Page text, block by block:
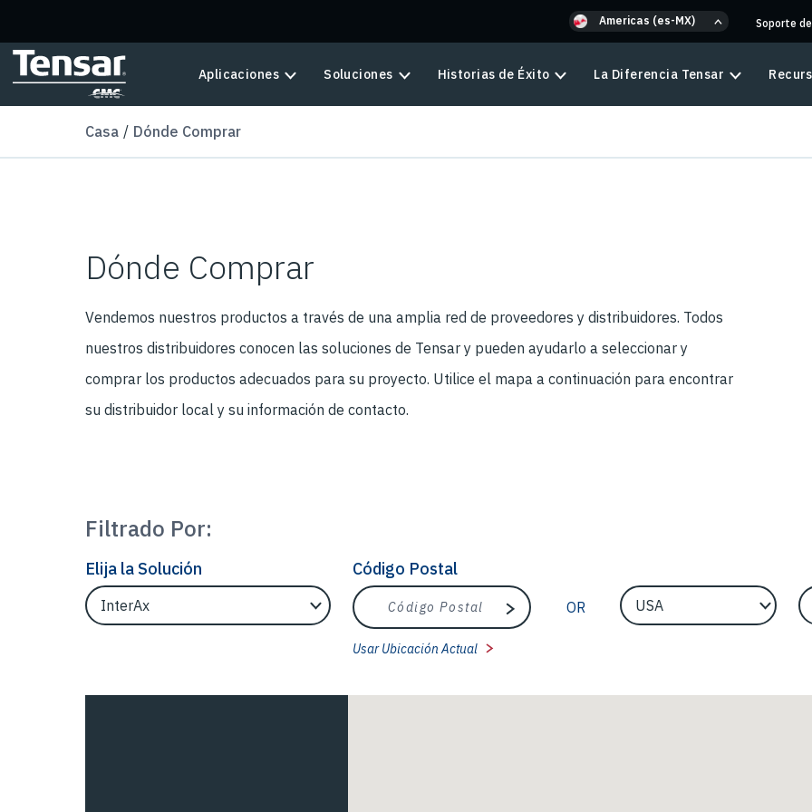
Americas (es-MX) Soporte
Aplicaciones Soluciones Historias de Éxito La Diferencia Tensar
Casa Dónde Comprar
Dónde Comprar
Vendemos nuestros productos a través de una amplia red de proveedores y distribuidores. Todos
nuestros distribuidores conocen las soluciones de Tensar y pueden ayudarlo a seleccionar y
comprar los productos adecuados para su proyecto. Utilice el mapa a continuación para encontrar
su distribuidor local y su información de contacto.
Filtrado Por:
Elija la Solución
Filtrar Ubicaciones por Solución
Código Postal
Código Postal
Buscar
Usar Ubicación Actual
OR
EngineerCountry